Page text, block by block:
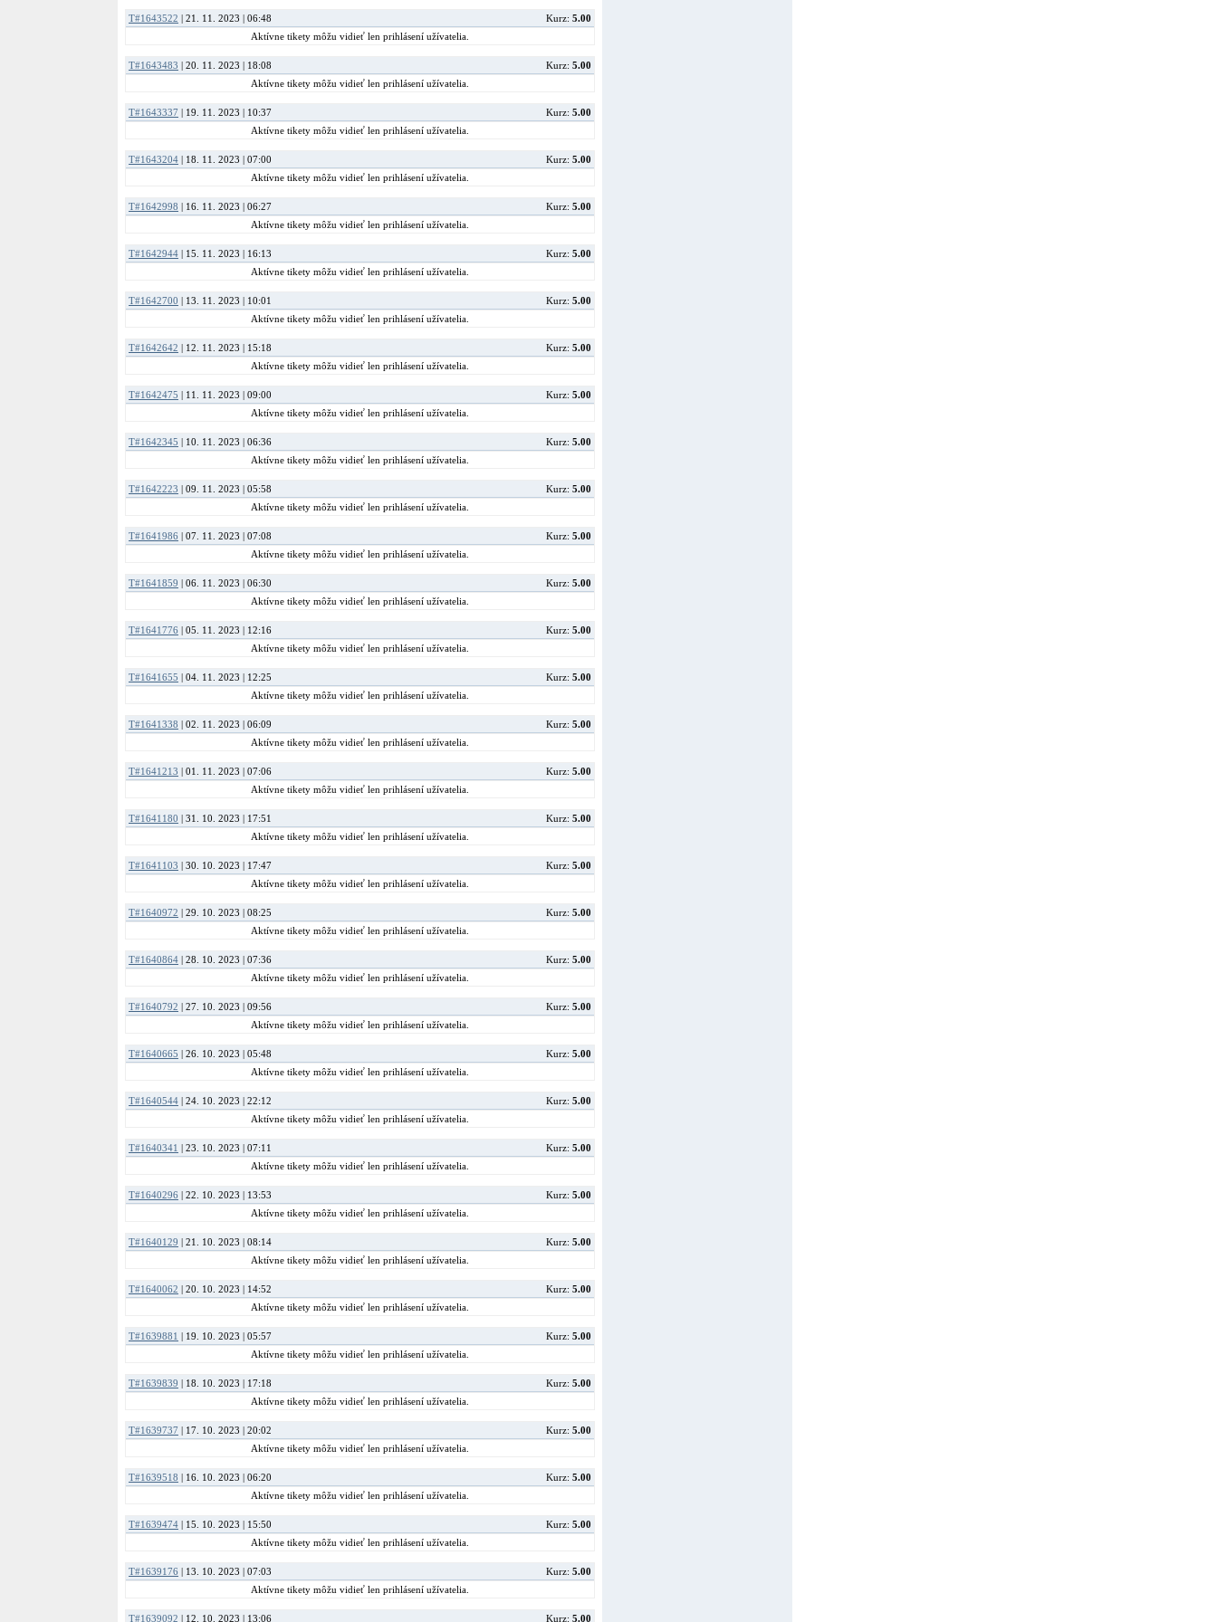
T#1643522 | 21. 11. 2023 | 06:48 Kurz: 5.00
Aktívne tikety môžu vidieť len prihlásení užívatelia.
T#1643483 | 20. 11. 2023 | 18:08 Kurz: 5.00
Aktívne tikety môžu vidieť len prihlásení užívatelia.
T#1643337 | 19. 11. 2023 | 10:37 Kurz: 5.00
Aktívne tikety môžu vidieť len prihlásení užívatelia.
T#1643204 | 18. 11. 2023 | 07:00 Kurz: 5.00
Aktívne tikety môžu vidieť len prihlásení užívatelia.
T#1642998 | 16. 11. 2023 | 06:27 Kurz: 5.00
Aktívne tikety môžu vidieť len prihlásení užívatelia.
T#1642944 | 15. 11. 2023 | 16:13 Kurz: 5.00
Aktívne tikety môžu vidieť len prihlásení užívatelia.
T#1642700 | 13. 11. 2023 | 10:01 Kurz: 5.00
Aktívne tikety môžu vidieť len prihlásení užívatelia.
T#1642642 | 12. 11. 2023 | 15:18 Kurz: 5.00
Aktívne tikety môžu vidieť len prihlásení užívatelia.
T#1642475 | 11. 11. 2023 | 09:00 Kurz: 5.00
Aktívne tikety môžu vidieť len prihlásení užívatelia.
T#1642345 | 10. 11. 2023 | 06:36 Kurz: 5.00
Aktívne tikety môžu vidieť len prihlásení užívatelia.
T#1642223 | 09. 11. 2023 | 05:58 Kurz: 5.00
Aktívne tikety môžu vidieť len prihlásení užívatelia.
T#1641986 | 07. 11. 2023 | 07:08 Kurz: 5.00
Aktívne tikety môžu vidieť len prihlásení užívatelia.
T#1641859 | 06. 11. 2023 | 06:30 Kurz: 5.00
Aktívne tikety môžu vidieť len prihlásení užívatelia.
T#1641776 | 05. 11. 2023 | 12:16 Kurz: 5.00
Aktívne tikety môžu vidieť len prihlásení užívatelia.
T#1641655 | 04. 11. 2023 | 12:25 Kurz: 5.00
Aktívne tikety môžu vidieť len prihlásení užívatelia.
T#1641338 | 02. 11. 2023 | 06:09 Kurz: 5.00
Aktívne tikety môžu vidieť len prihlásení užívatelia.
T#1641213 | 01. 11. 2023 | 07:06 Kurz: 5.00
Aktívne tikety môžu vidieť len prihlásení užívatelia.
T#1641180 | 31. 10. 2023 | 17:51 Kurz: 5.00
Aktívne tikety môžu vidieť len prihlásení užívatelia.
T#1641103 | 30. 10. 2023 | 17:47 Kurz: 5.00
Aktívne tikety môžu vidieť len prihlásení užívatelia.
T#1640972 | 29. 10. 2023 | 08:25 Kurz: 5.00
Aktívne tikety môžu vidieť len prihlásení užívatelia.
T#1640864 | 28. 10. 2023 | 07:36 Kurz: 5.00
Aktívne tikety môžu vidieť len prihlásení užívatelia.
T#1640792 | 27. 10. 2023 | 09:56 Kurz: 5.00
Aktívne tikety môžu vidieť len prihlásení užívatelia.
T#1640665 | 26. 10. 2023 | 05:48 Kurz: 5.00
Aktívne tikety môžu vidieť len prihlásení užívatelia.
T#1640544 | 24. 10. 2023 | 22:12 Kurz: 5.00
Aktívne tikety môžu vidieť len prihlásení užívatelia.
T#1640341 | 23. 10. 2023 | 07:11 Kurz: 5.00
Aktívne tikety môžu vidieť len prihlásení užívatelia.
T#1640296 | 22. 10. 2023 | 13:53 Kurz: 5.00
Aktívne tikety môžu vidieť len prihlásení užívatelia.
T#1640129 | 21. 10. 2023 | 08:14 Kurz: 5.00
Aktívne tikety môžu vidieť len prihlásení užívatelia.
T#1640062 | 20. 10. 2023 | 14:52 Kurz: 5.00
Aktívne tikety môžu vidieť len prihlásení užívatelia.
T#1639881 | 19. 10. 2023 | 05:57 Kurz: 5.00
Aktívne tikety môžu vidieť len prihlásení užívatelia.
T#1639839 | 18. 10. 2023 | 17:18 Kurz: 5.00
Aktívne tikety môžu vidieť len prihlásení užívatelia.
T#1639737 | 17. 10. 2023 | 20:02 Kurz: 5.00
Aktívne tikety môžu vidieť len prihlásení užívatelia.
T#1639518 | 16. 10. 2023 | 06:20 Kurz: 5.00
Aktívne tikety môžu vidieť len prihlásení užívatelia.
T#1639474 | 15. 10. 2023 | 15:50 Kurz: 5.00
Aktívne tikety môžu vidieť len prihlásení užívatelia.
T#1639176 | 13. 10. 2023 | 07:03 Kurz: 5.00
Aktívne tikety môžu vidieť len prihlásení užívatelia.
T#1639092 | 12. 10. 2023 | 13:06 Kurz: 5.00